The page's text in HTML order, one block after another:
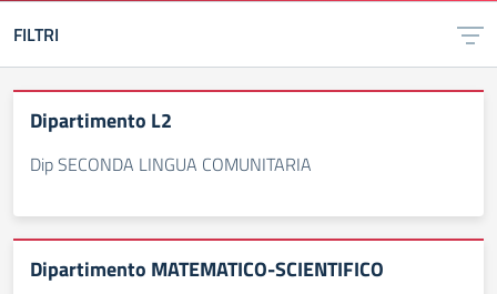
FILTRI
Dipartimento L2
Dip SECONDA LINGUA COMUNITARIA
Dipartimento MATEMATICO-SCIENTIFICO